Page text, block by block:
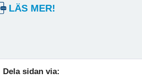
LÄS MER!
Dela sidan via: